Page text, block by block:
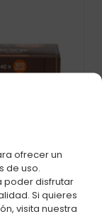
ofrecer un
de uso.
poder disfrutar
Si quieres
visita nuestra
OCB VIRGIN